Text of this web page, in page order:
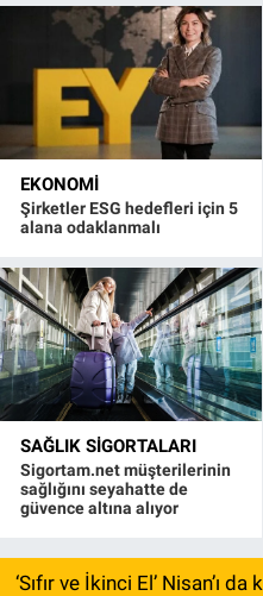
EKONOMI
Şirketler ESG hedefleri için 5
alana odaklanmalı
SAĞLIK SIGORTALARI
Sigortam.net müşterilerinin
sağlığını seyahatte de
güvence altına alıyor
‘Sıfır ve İkinci El’ Nisan’ı da